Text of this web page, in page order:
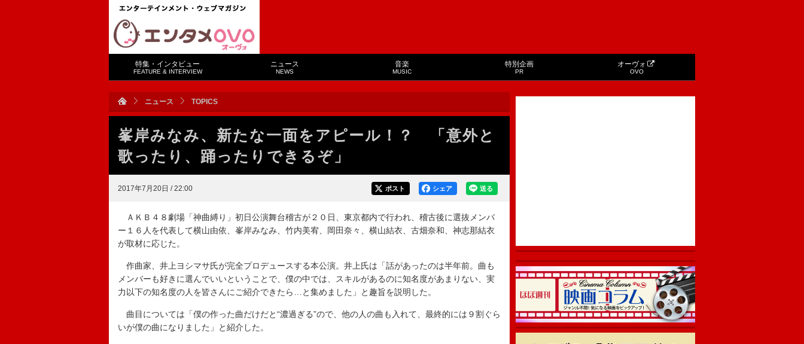
特集・インタビュー
FEATURE & INTERVIEW
ニュース
NEWS
音楽
MUSIC
特別企画
PR
オーヴォ
OVO
ニュース TOPICS
峯岸みなみ、新たな一面をアピール！？ 「意外と
歌ったり、踊ったりできるぞ」
2017年7月20日 / 22:00 送る
シェア
ポスト
ＡＫＢ４８劇場「神曲縛り」初日公演舞台稽古が２０日、東京都内で行われ、稽古後に選抜メンバ
ー１６人を代表して横山由依、峯岸みなみ、竹内美宥、岡田奈々、横山結衣、古畑奈和、神志那結衣
が取材に応じた。
作曲家、井上ヨシマサ氏が完全プロデュースする本公演。井上氏は「話があったのは半年前。曲も
メンバーも好きに選んでいいということで、僕の中では、スキルがあるのに知名度があまりない、実
力以下の知名度の人を皆さんにご紹介できたら…と集めました」と趣旨を説明した。
曲目については「僕の作った曲だけだと“濃過ぎる”ので、他の人の曲も入れて、最終的には９割ぐら
いが僕の曲になりました」と紹介した。